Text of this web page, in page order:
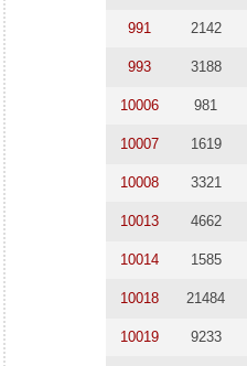
991 2142
993 3188
10006 981
10007 1619
10008 3321
10013 4662
10014 1585
10018 21484
10019 9233